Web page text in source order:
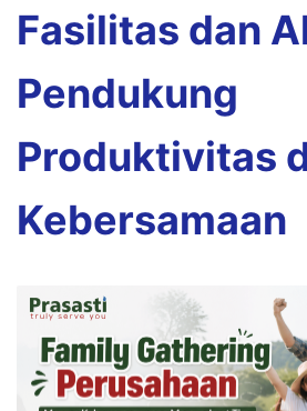
Fasilitas dan
Pendukung
Produktivitas
Kebersamaan